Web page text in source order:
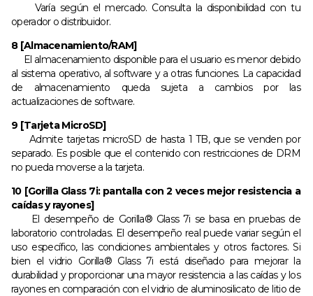
Varía según el mercado. Consulta la disponibilidad con tu
operador o distribuidor.
8 [Almacenamiento/RAM]
El almacenamiento disponible para el usuario es menor debido
al sistema operativo, al software y a otras funciones. La capacidad
de almacenamiento queda sujeta a cambios por las
actualizaciones de software.
9 [Tarjeta MicroSD]
Admite tarjetas microSD de hasta 1 TB, que se venden por
separado. Es posible que el contenido con restricciones de DRM
no pueda moverse a la tarjeta.
10 [Gorilla Glass 7i: pantalla con 2 veces mejor resistencia a
caídas y rayones]
El desempeño de Gorilla® Glass 7i se basa en pruebas de
laboratorio controladas. El desempeño real puede variar según el
uso específico, las condiciones ambientales y otros factores. Si
bien el vidrio Gorilla® Glass 7i está diseñado para mejorar la
durabilidad y proporcionar una mayor resistencia a las caídas y los
rayones en comparación con el vidrio de aluminosilicato de litio de